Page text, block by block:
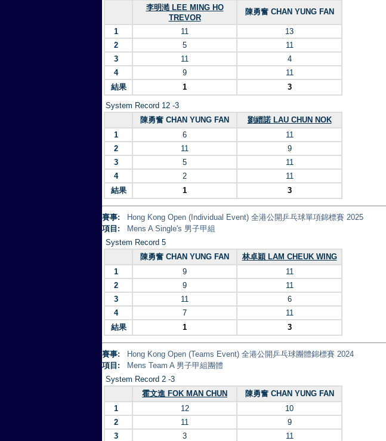
李明澔 LEE MING HO
TREVOR
陳勇奮 CHAN YUNG FAN
1 11
13
2
5
11
3
11
4
4
9
11
結果
1 3
System Record 12 -3
陳勇奮 CHAN YUNG FAN
劉縉諾 LAU CHUN NOK
1
6
11
2
11
9
3
5
11
4
2
11
結果
1 3
賽事:
Hong Kong Open (Individual Event) 全港公開乒乓球單項錦標賽 2025
項目:
Mens A Single's 男子甲組
System Record 5
陳勇奮 CHAN YUNG FAN
林卓穎 LAM CHEUK WING
1
9
11
2
9
11
3
11
6
4
7
11
結果
1 3
賽事:
Hong Kong Open (Teams Event) 全港公開乒乓球團體錦標賽 2024
項目:
Mens Team A 男子甲組團體
System Record 2 -3
霍文進 FOK MAN CHUN
陳勇奮 CHAN YUNG FAN
1
12
10
2
11
9
3
3
11